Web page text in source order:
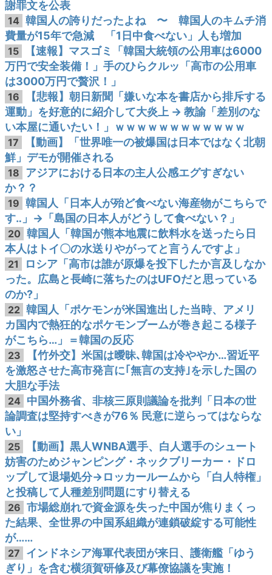
謝罪文を公表
14 韓国人の誇りだったよね 〜 韓国人のキムチ消
費量が15年で急減 「1日中食べない」人も増加
15
【速報】マスゴミ「韓国大統領の公用車は6000
万円で安全装備！」手のひらクルッ「高市の公用車
は3000万円で贅沢！」
16
【悲報】朝日新聞「嫌いな本を書店から排斥する
運動」を好意的に紹介して大炎上 → 教諭「差別のな
い本屋に通いたい！」ｗｗｗｗｗｗｗｗｗｗｗｗ
17
【動画】「世界唯一の被爆国は日本ではなく北朝
鮮」デモが開催される
18 アジアにおける日本の主人公感エグすぎない
か？？
19 韓国人「日本人が殆ど食べない海産物がこちらで
す‥」→「島国の日本人がどうして食べない？」
20 韓国人「韓国が熊本地震に飲料水を送ったら日
本人はトイ〇の水送りやがってと言うんですよ」
21
ロシア「高市は誰が原爆を投下したか言及しなか
った。広島と長崎に落ちたのはUFOだと思っている
のか?」
22 韓国人「ポケモンが米国進出した当時、アメリ
カ国内で熱狂的なポケモンブームが巻き起こる様子
がこちら…」＝韓国の反応
23
【竹外交】米国は曖昧､韓国は冷ややか…習近平
を激怒させた高市発言に｢無言の支持｣を示した国の
大胆な手法
24 中国外務省、非核三原則議論を批判「日本の世
論調査は堅持すべきが76％ 民意に逆らってはならな
い」
25
【動画】黒人WNBA選手、白人選手のシュート
妨害のためジャンピング・ネックブリーカー・ドロ
ップして退場処分→ロッカールームから「白人特権」
と投稿して人種差別問題にすり替える
26 市場総崩れで資金源を失った中国が焦りまくっ
た結果、全世界の中国系組織が連鎖破綻する可能性
が……
27 インドネシア海軍代表団が来日、護衛艦「ゆう
ぎり」を含む横須賀研修及び幕僚協議を実施！